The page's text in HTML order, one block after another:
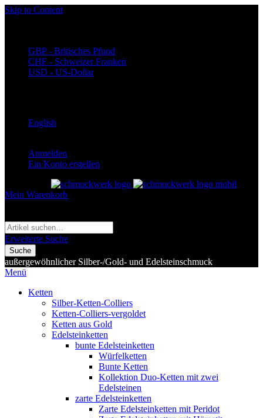
Skip to Content
GBP - Britisches Pfund
CHF - Schweizer Franken
USD - US-Dollar
English
Anmelden
Ein Konto erstellen
Mein Warenkorb
Erweiterte Suche
Suche
außergewöhnlicher Silber-/Gold- und Edelsteinschmuck
Menü
Ketten
Silber-Ketten-Colliers
Ketten-Colliers-vergoldet
Ketten aus Gold
Edelsteinketten
bunte Edelsteinketten
Würfelketten
Bunte Ketten
Kollektion Duo-Ketten mit zwei
Edelsteinen
zarte Edelsteinketten
Zarte Edelsteinketten mit Peridot